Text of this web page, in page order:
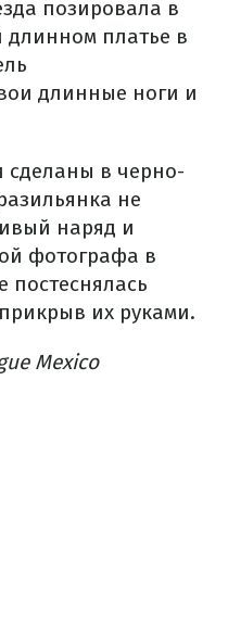
позировала в
платье в
длинные ноги и
сделаны в черно-
не
наряд и
фотографа в
постеснялась
их руками.
Mexico